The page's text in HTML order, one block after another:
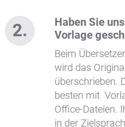
Haben Sie
Vorlage
Beim
wird das
überschrieben.
besten mit
Office-Dateien.
in der